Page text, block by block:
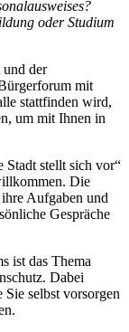
oder Studium
und der
mit
stattfinden wird,
um mit Ihnen in
Stadt stellt sich vor“
Die
Aufgaben und
Gespräche
ist das Thema
Dabei
selbst vorsorgen